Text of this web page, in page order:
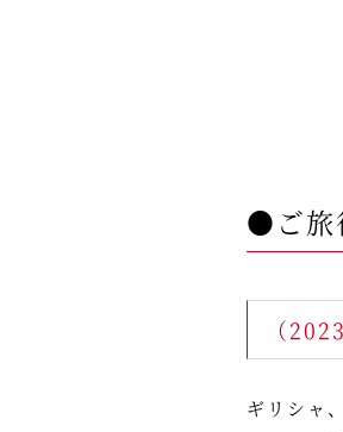
●ご旅
（
ギリシャ